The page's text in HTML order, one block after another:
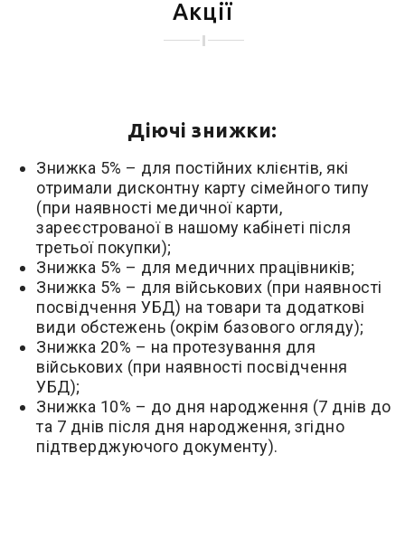
Акції
Діючі знижки:
Знижка 5% – для постійних клієнтів, які
отримали дисконтну карту сімейного типу
(при наявності медичної карти,
зареєстрованої в нашому кабінеті після
третьої покупки);
Знижка 5% – для медичних працівників;
Знижка 5% – для військових (при наявності
посвідчення УБД) на товари та додаткові
види обстежень (окрім базового огляду);
Знижка 20% – на протезування для
військових (при наявності посвідчення
УБД);
Знижка 10% – до дня народження (7 днів до
та 7 днів після дня народження, згідно
підтверджуючого документу).